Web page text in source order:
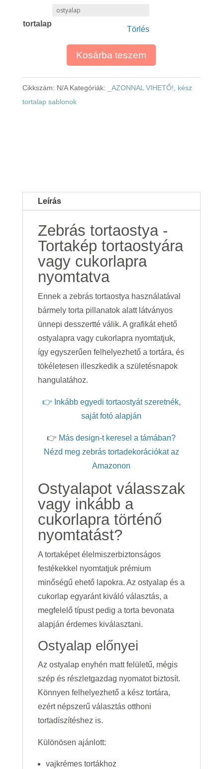
tortalap
Törlés
Kosárba teszem
Cikkszám: N/A Kategóriák: _AZONNAL VIHETŐ!, kész
tortalap sablonok
Leírás
Zebrás tortaostya -
Tortakép tortaostyára
vagy cukorlapra
nyomtatva
Ennek a zebrás tortaostya használatával
bármely torta pillanatok alatt látványos
ünnepi desszertté válik. A grafikát ehető
ostyalapra vagy cukorlapra nyomtatjuk,
így egyszerűen felhelyezhető a tortára, és
tökéletesen illeszkedik a születésnapok
hangulatához.
👉 Inkább egyedi tortaostyát szeretnék,
saját fotó alapján
👉 Más design-t keresel a támában?
Nézd meg zebrás tortadekorációkat az
Amazonon
Ostyalapot válasszak
vagy inkább a
cukorlapra történő
nyomtatást?
A tortaképet élelmiszerbiztonságos
festékekkel nyomtatjuk prémium
minőségű ehető lapokra. Az ostyalap és a
cukorlap egyaránt kiváló választás, a
megfelelő típust pedig a torta bevonata
alapján érdemes kiválasztani.
Ostyalap előnyei
Az ostyalap enyhén matt felületű, mégis
szép és részletgazdag nyomatot biztosít.
Könnyen felhelyezhető a kész tortára,
ezért népszerű választás otthoni
tortadíszítéshez is.
Különösen ajánlott:
vajkrémes tortákhoz